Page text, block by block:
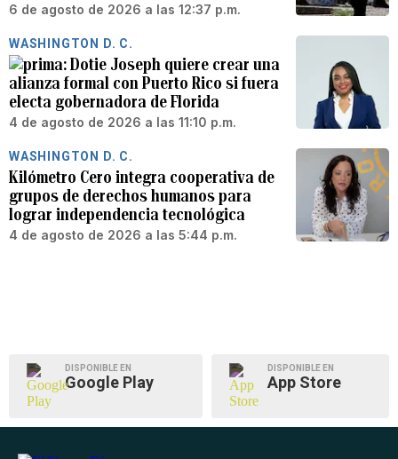
6 de agosto de 2026 a las 12:37 p.m.
WASHINGTON D. C.
Dotie Joseph quiere crear una
alianza formal con Puerto Rico si fuera
electa gobernadora de Florida
4 de agosto de 2026 a las 11:10 p.m.
WASHINGTON D. C.
Kilómetro Cero integra cooperativa de
grupos de derechos humanos para
lograr independencia tecnológica
4 de agosto de 2026 a las 5:44 p.m.
DISPONIBLE EN
Google Play
DISPONIBLE EN
App Store